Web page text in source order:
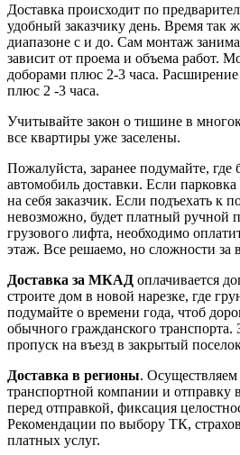
Доставка происходит по
удобный заказчику день. Время так
диапазоне с и до. Сам монтаж
зависит от проема и объема работ.
доборами плюс 2-3 часа.
плюс 2 -3 часа.
Учитывайте закон о тишине в
все квартиры уже заселены.
Пожалуйста, заранее подумайте, где
автомобиль доставки. Если
на себя заказчик. Если подъехать к
невозможно, будет платный ручной
грузового лифта, необходимо
этаж. Все решаемо, но сложности за
Доставка за МКАД оплачивается
строите дом в новой нарезке, где
подумайте о времени года, чтоб
обычного гражданского транспорта.
пропуск на въезд в закрытый
Доставка в регионы. Осуществляем
транспортной компании и отправку
перед отправкой, фиксация
Рекомендации по выбору ТК,
платных услуг.